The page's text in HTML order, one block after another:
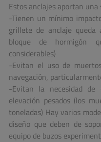
Estos anclajes aportan una
-Tienen un mínimo
grillete de anclaje
bloque de hormigón
considerables)
-Evitan el uso de
navegación,
-Evitan la necesidad de
elevación pesados (los
toneladas) Hay varios
diseño que deben de
equipo de buzos